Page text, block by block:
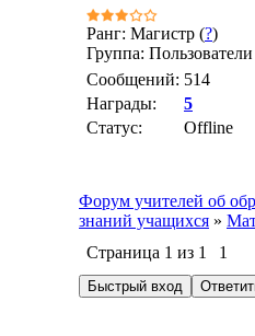
Ранг: Магистр (?)
Группа: Пользователи
Сообщений: 514
Награды:
5
Статус:
Offline
Форум учителей об
знаний учащихся »
Страница 1 из 1
1